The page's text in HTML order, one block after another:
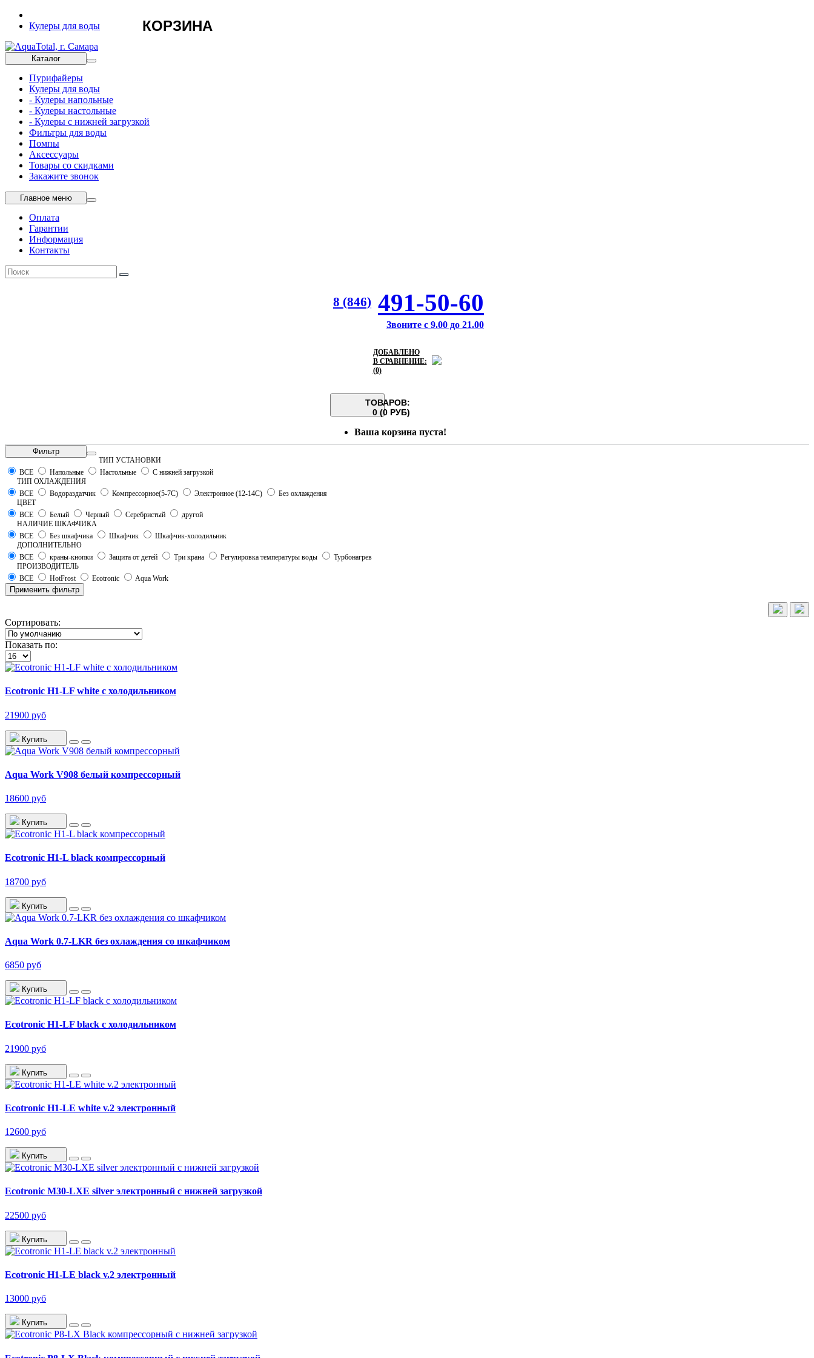
Кулеры для воды
Каталог
Пурифайеры
Кулеры для воды
- Кулеры напольные
- Кулеры настольные
- Кулеры с нижней загрузкой
Фильтры для воды
Помпы
Аксессуары
Товары со скидками
Закажите звонок
Главное меню
Оплата
Гарантии
Информация
Контакты
8 (846) 491-50-60
Звоните с 9.00 до 21.00
ДОБАВЛЕНО
В СРАВНЕНИЕ:
(0)
ТОВАРОВ:
0 (0 РУБ)
КОРЗИНА
Ваша корзина пуста!
Фильтр
ТИП УСТАНОВКИ
ВСЕ
Напольные Настольные
С нижней загрузкой
ТИП ОХЛАЖДЕНИЯ
ВСЕ
Водораздатчик Компрессорное(5-7С) Электронное (12-14С)
Без охлаждения
ЦВЕТ
ВСЕ
Белый Черный Серебристый
другой
НАЛИЧИЕ ШКАФЧИКА
ВСЕ
Без шкафчика Шкафчик
Шкафчик-холодильник
ДОПОЛНИТЕЛЬНО
ВСЕ
краны-кнопки Защита от детей Три крана Регулировка температуры воды
Турбонагрев
ПРОИЗВОДИТЕЛЬ
ВСЕ
HotFrost Ecotronic Aqua Work
Применить фильтр
Сортировать:
Показать по:
Ecotronic H1-LF white с холодильником
21900 руб
Купить
Aqua Work V908 белый компрессорный
18600 руб
Купить
Ecotronic H1-L black компрессорный
18700 руб
Купить
Aqua Work 0.7-LKR без охлаждения со шкафчиком
6850 руб
Купить
Ecotronic H1-LF black с холодильником
21900 руб
Купить
Ecotronic H1-LE white v.2 электронный
12600 руб
Купить
Ecotronic M30-LXE silver электронный с нижней загрузкой
22500 руб
Купить
Ecotronic H1-LE black v.2 электронный
13000 руб
Купить